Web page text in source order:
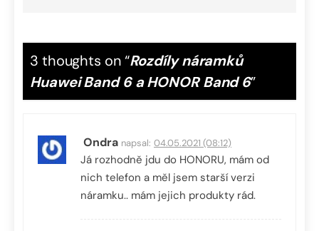
3 thoughts on “Rozdíly náramků
Huawei Band 6 a HONOR Band 6”
Ondra napsal: 04.05.2021 (08:12)
Já rozhodně jdu do HONORU, mám od
nich telefon a měl jsem starší verzi
náramku.. mám jejich produkty rád.